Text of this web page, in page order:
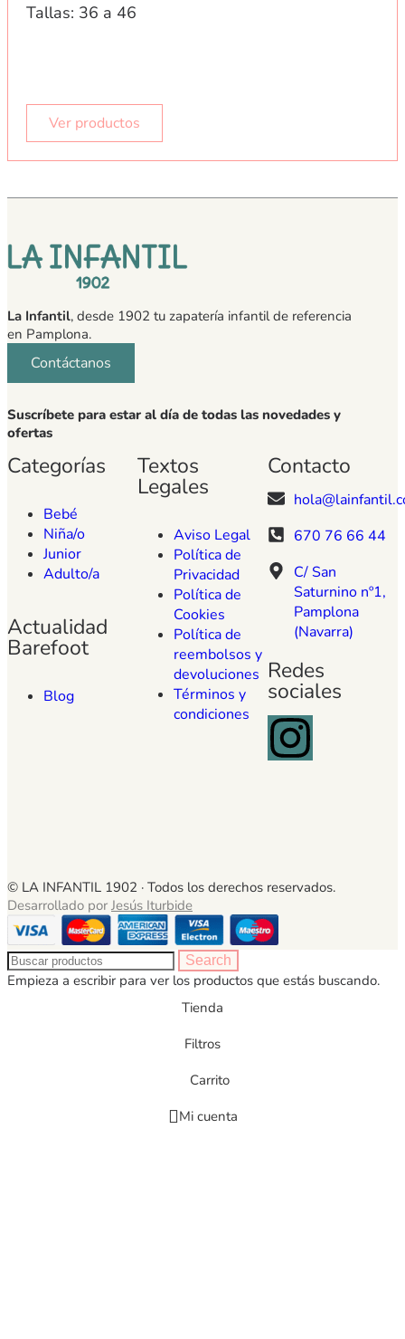
Tallas: 36 a 46
Ver productos
La Infantil, desde 1902 tu zapatería infantil de referencia
en Pamplona.
Contáctanos
Suscríbete para estar al día de todas las novedades y
ofertas
Categorías
Bebé
Niña/o
Junior
Adulto/a
Actualidad
Barefoot
Blog
Textos
Legales
Aviso Legal
Política de
Privacidad
Política de
Cookies
Política de
reembolsos y
devoluciones
Términos y
condiciones
Contacto
670 76 66 44
C/ San
Saturnino nº1,
Pamplona
(Navarra)
Redes
sociales
© LA INFANTIL 1902 · Todos los derechos reservados.
Desarrollado por Jesús Iturbide
Search
Empieza a escribir para ver los productos que estás buscando.
Tienda
Filtros
Carrito
Mi cuenta